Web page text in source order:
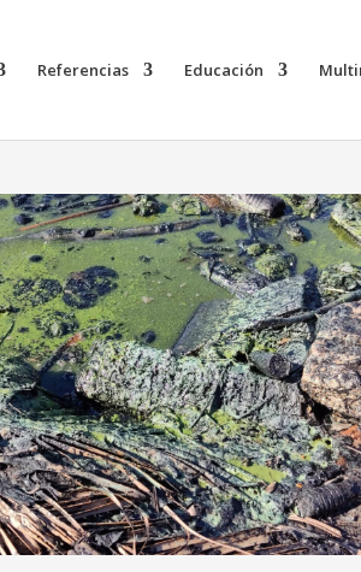
Referencias Educación